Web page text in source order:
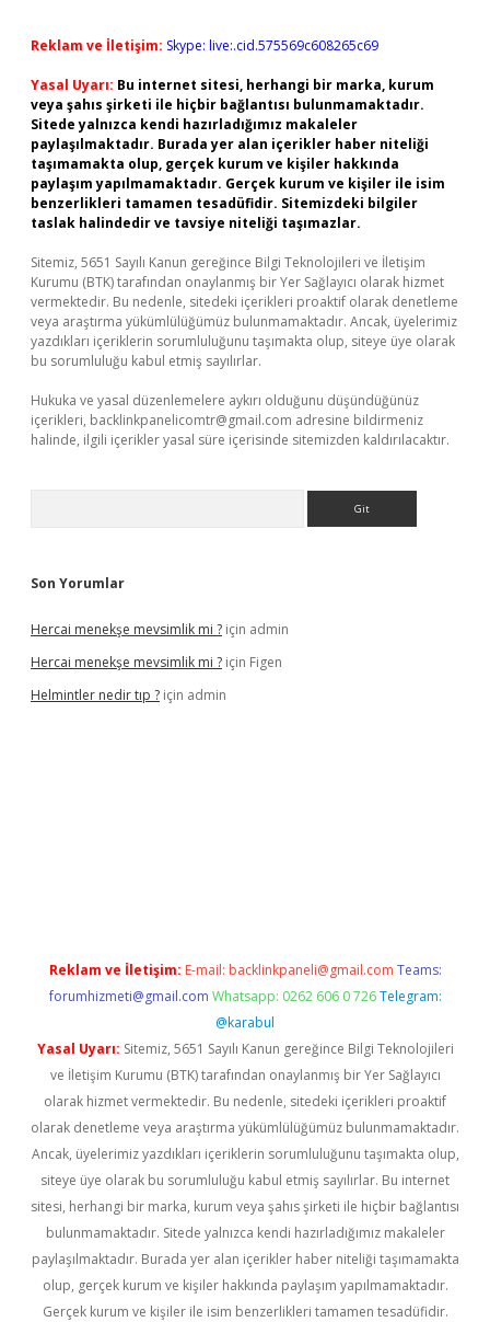
Reklam ve İletişim: Skype: live:.cid.575569c608265c69
Yasal Uyarı: Bu internet sitesi, herhangi bir marka, kurum
veya şahıs şirketi ile hiçbir bağlantısı bulunmamaktadır.
Sitede yalnızca kendi hazırladığımız makaleler
paylaşılmaktadır. Burada yer alan içerikler haber niteliği
taşımamakta olup, gerçek kurum ve kişiler hakkında
paylaşım yapılmamaktadır. Gerçek kurum ve kişiler ile isim
benzerlikleri tamamen tesadüfidir. Sitemizdeki bilgiler
taslak halindedir ve tavsiye niteliği taşımazlar.
Sitemiz, 5651 Sayılı Kanun gereğince Bilgi Teknolojileri ve İletişim
Kurumu (BTK) tarafından onaylanmış bir Yer Sağlayıcı olarak hizmet
vermektedir. Bu nedenle, sitedeki içerikleri proaktif olarak denetleme
veya araştırma yükümlülüğümüz bulunmamaktadır. Ancak, üyelerimiz
yazdıkları içeriklerin sorumluluğunu taşımakta olup, siteye üye olarak
bu sorumluluğu kabul etmiş sayılırlar.
Hukuka ve yasal düzenlemelere aykırı olduğunu düşündüğünüz
içerikleri, backlinkpanelicomtr@gmail.com adresine bildirmeniz
halinde, ilgili içerikler yasal süre içerisinde sitemizden kaldırılacaktır.
Son Yorumlar
Hercai menekşe mevsimlik mi ? için admin
Hercai menekşe mevsimlik mi ? için Figen
Helmintler nedir tıp ? için admin
Reklam ve İletişim: E-mail: backlinkpaneli@gmail.com Teams:
forumhizmeti@gmail.com Whatsapp: 0262 606 0 726 Telegram:
@karabul
Yasal Uyarı: Sitemiz, 5651 Sayılı Kanun gereğince Bilgi Teknolojileri
ve İletişim Kurumu (BTK) tarafından onaylanmış bir Yer Sağlayıcı
olarak hizmet vermektedir. Bu nedenle, sitedeki içerikleri proaktif
olarak denetleme veya araştırma yükümlülüğümüz bulunmamaktadır.
Ancak, üyelerimiz yazdıkları içeriklerin sorumluluğunu taşımakta olup,
siteye üye olarak bu sorumluluğu kabul etmiş sayılırlar. Bu internet
sitesi, herhangi bir marka, kurum veya şahıs şirketi ile hiçbir bağlantısı
bulunmamaktadır. Sitede yalnızca kendi hazırladığımız makaleler
paylaşılmaktadır. Burada yer alan içerikler haber niteliği taşımamakta
olup, gerçek kurum ve kişiler hakkında paylaşım yapılmamaktadır.
Gerçek kurum ve kişiler ile isim benzerlikleri tamamen tesadüfidir.